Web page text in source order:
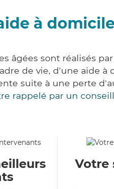
à
âgées sont réalisés
de vie, d'une aide
suite à une perte
rappelé par un
Votre